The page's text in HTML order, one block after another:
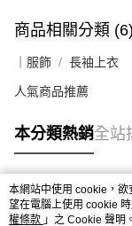
商品相關分類 (6)
｜服飾 長袖上衣
人氣商品推薦
本分類熱銷全站
熱門標籤
本網站中使用 cookie，
望在電腦上使用 cookie
權條款 」之 Cookie 聲明